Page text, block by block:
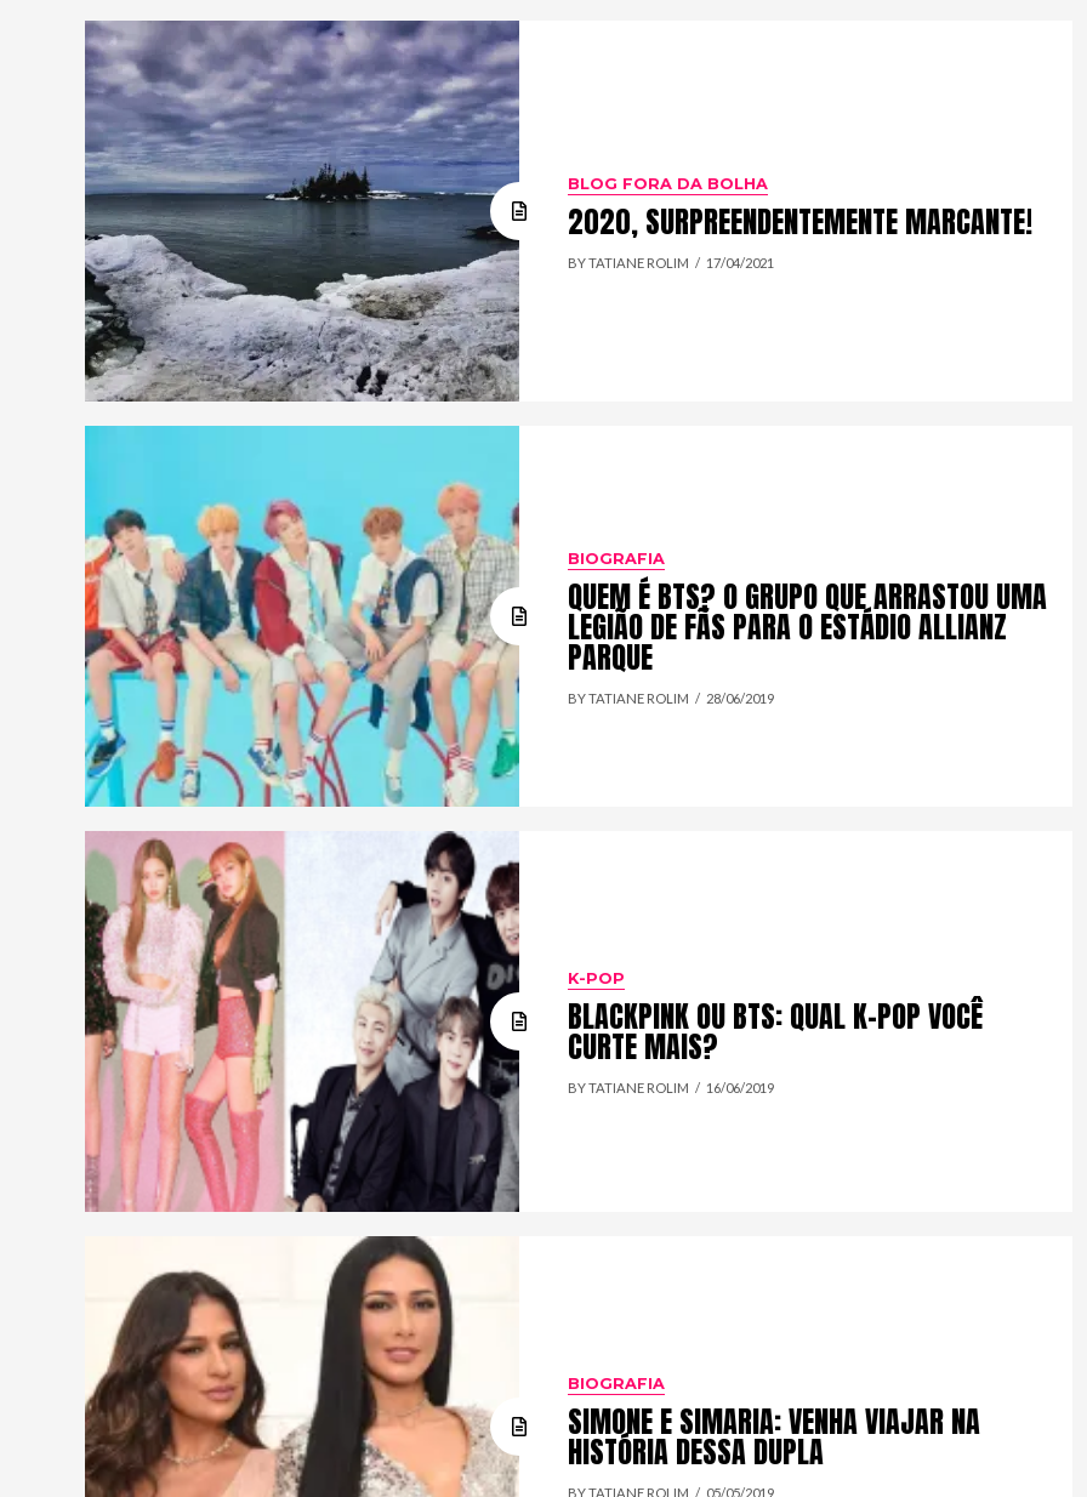
BLOG FORA DA BOLHA
2020, SURPREENDENTEMENTE MARCANTE!
BY TATIANE ROLIM 17/04/2021
BIOGRAFIA
QUEM É BTS? O GRUPO QUE ARRASTOU UMA
LEGIÃO DE FÃS PARA O ESTÁDIO ALLIANZ
PARQUE
BY TATIANE ROLIM 28/06/2019
K-POP
BLACKPINK OU BTS: QUAL K-POP VOCÊ
CURTE MAIS?
BY TATIANE ROLIM 16/06/2019
BIOGRAFIA
SIMONE E SIMARIA: VENHA VIAJAR NA
HISTÓRIA DESSA DUPLA
BY TATIANE ROLIM 05/05/2019